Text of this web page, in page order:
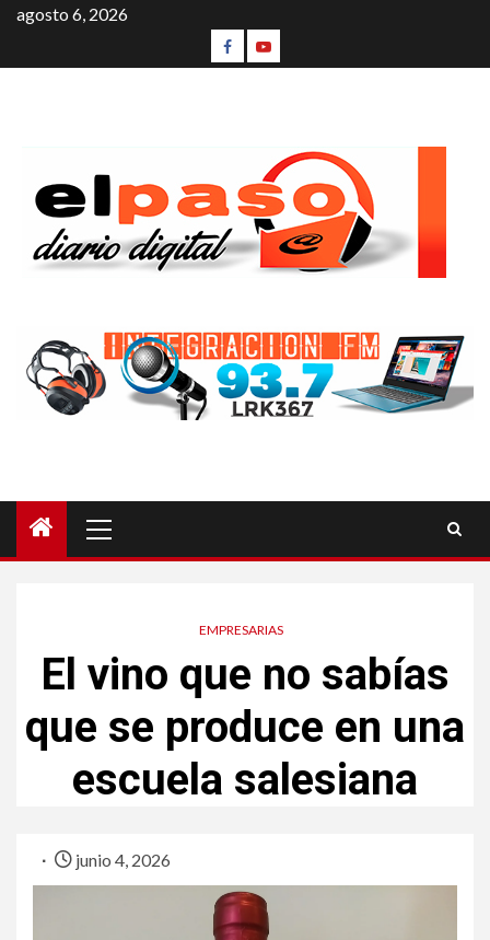
agosto 6, 2026
EMPRESARIAS
El vino que no sabías
que se produce en una
escuela salesiana
junio 4, 2026